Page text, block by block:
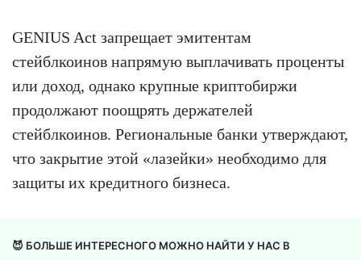
GENIUS Act запрещает эмитентам
стейблкоинов напрямую выплачивать проценты
или доход, однако крупные криптобиржи
продолжают поощрять держателей
стейблкоинов. Региональные банки утверждают,
что закрытие этой «лазейки» необходимо для
защиты их кредитного бизнеса.
😈 БОЛЬШЕ ИНТЕРЕСНОГО МОЖНО НАЙТИ У НАС В